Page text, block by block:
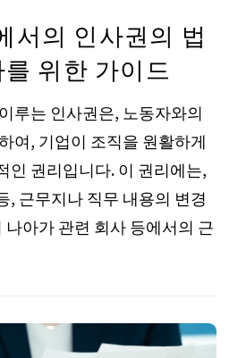
서의 인사권의 법
위한 가이드
루는 인사권은, 노동자와의
여, 기업이 조직을 원활하게
인 권리입니다. 이 권리에는,
, 근무지나 직무 내용의 변경
아가 관련 회사 등에서의 근